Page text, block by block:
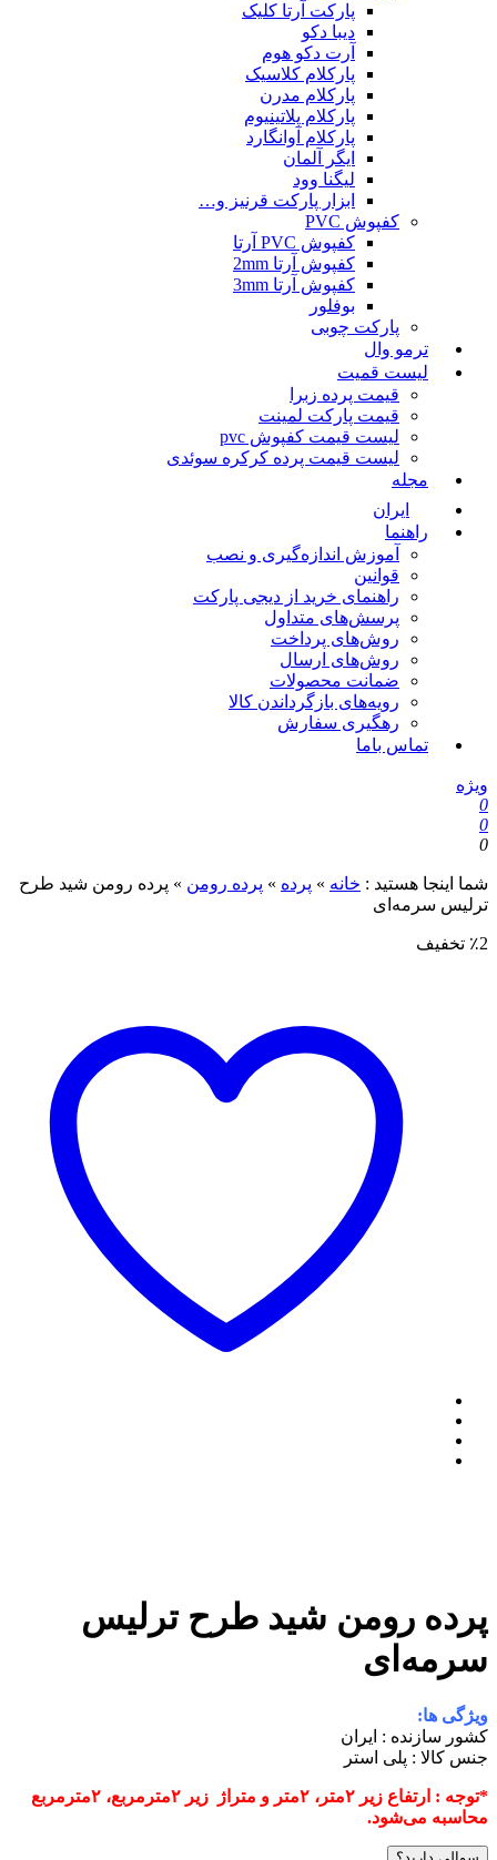
پارکت آرتا کلیک
دیبا دکو
آرت دکو هوم
پارکلام کلاسیک
پارکلام مدرن
پارکلام پلاتینیوم
پارکلام آوانگارد
ایگر آلمان
لیگنا وود
ابزار پارکت قرنیز و…
کفپوش PVC
کفپوش PVC آرتا
کفپوش آرتا 2mm
کفپوش آرتا 3mm
بوفلور
پارکت چوبی
ترمو وال
لیست قمیت
قیمت پرده زبرا
قیمت پارکت لمینت
لیست قیمت کفپوش pvc
لیست قیمت پرده کرکره سوئدی
مجله
ایران
راهنما
آموزش اندازه‌گیری و نصب
قوانین
راهنمای خرید از دیجی پارکت
پرسش‌های متداول
روش‌های پرداخت
روش‌های ارسال
ضمانت محصولات
رویه‌های بازگرداندن کالا
رهگیری سفارش
تماس باما
ویژه
0
0
0
شما اینجا هستید : خانه » پرده » پرده رومن » پرده رومن شید طرح
ترلیس سرمه‌ای
٪2 تخفیف
پرده رومن شید طرح ترلیس
سرمه‌ای
ویژگی ها:
کشور سازنده : ایران
جنس کالا : پلی استر
*توجه : ارتفاع زیر ۲متر، ۲متر و متراژ زیر ۲مترمربع، ۲مترمربع
محاسبه می‌شود.